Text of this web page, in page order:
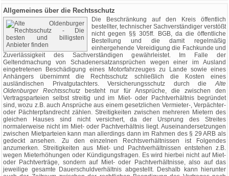
Allgemeines über die Rechtsschutz
Die Beschränkung auf den Kreis öffentlich
bestellter, technischer Sachverständiger verstößt
nicht gegen §§ 305ff. BGB, da die öffentliche
Bestellung und die damit regelmäßig
einhergehende Vereidigung die Fachkunde und
Zuverlässigkeit des Sachverständigen gewährleistet. Im Falle der
Geltendmachung von Schadenersatzansprüchen wegen einer im Ausland
eingetretenen Beschädigung eines Motorfahrzeuges zu Lande sowie eines
Anhängers übernimmt die Rechtsschutz schließlich die Kosten eines
ausländischen Privatgutachters. Versicherungsschutz durch dieAlte
Oldenburger Rechtsschutz besteht nur für Ansprüche, die zwischen den
Vertragsparteien selbst streitig und im Miet- oder Pachtverhältnis begründet
sind, wozu z.B. auch Ansprüche aus einem gesetzlichen Vermieter-, Verpächter-
oder Pächterpfandrecht zählen. Streitigkeiten zwischen mehreren Mietern des
gleichen Hauses sind nicht versichert, da der Ursprung des Streites
normalerweise nicht im Miet- oder Pachtverhältnis liegt. Auseinandersetzungen
zwischen Mietparteien kann man allerdings dann im Rahmen des § 29 ARB als
gedeckt ansehen. Zu den einzelnen Rechtsverhältnissen ist Folgendes
anzumerken. Streitigkeiten aus Miet- und Pachtverhältnissen entstehen z.B.
wegen Mieterhöhungen oder Kündigungsfragen. Es wird hierbei nicht auf Miet-
oder Pachtverträge, sondern auf Miet- oder Pachtverhältnisse, also auf das
jeweilige gesamte Dauerschuldverhältnis abgestellt. Deshalb kann hierunter